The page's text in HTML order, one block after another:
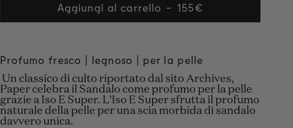
Aggiungi al carrello
Regular
price
155€
Profumo fresco | legnoso | per la pelle
Un classico di culto riportato dal sito Archives,
Paper celebra il Sandalo come profumo per la pelle
grazie a Iso E Super. L'Iso E Super sfrutta il profumo
naturale della pelle per una scia morbida di sandalo
davvero unica.